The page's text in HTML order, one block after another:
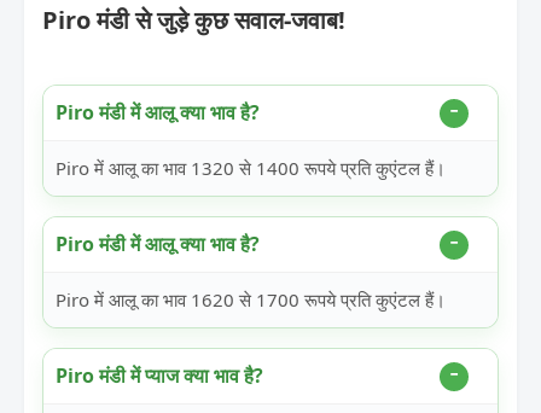
Piro मंडी से जुड़े कुछ सवाल-जवाब!
Piro मंडी में आलू क्या भाव है?
Piro में आलू का भाव 1320 से 1400 रूपये प्रति कुएंटल हैं।
Piro मंडी में आलू क्या भाव है?
Piro में आलू का भाव 1620 से 1700 रूपये प्रति कुएंटल हैं।
Piro मंडी में प्याज क्या भाव है?